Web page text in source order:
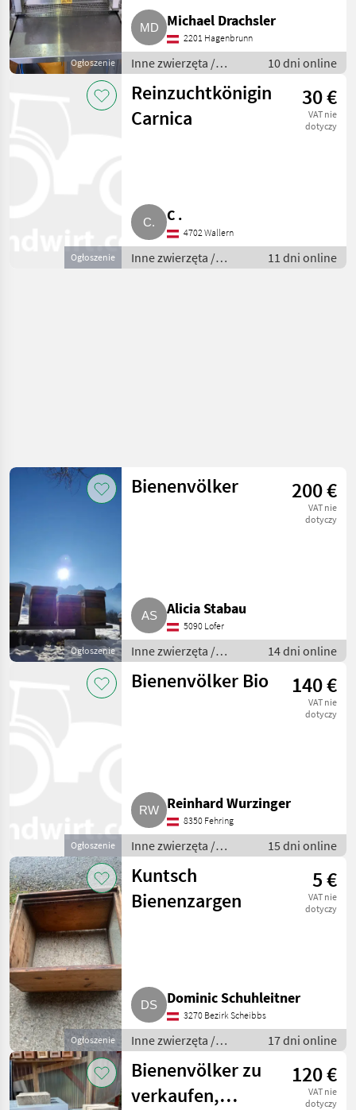
Ogłoszenie
Michael Drachsler
2201 Hagenbrunn
Inne zwierzęta /
Pszczoły i
pszczelarstwo
10 dni online
Ogłoszenie
Reinzuchtkönigin
Carnica
30 €
VAT nie
dotyczy
C .
4702 Wallern
Inne zwierzęta /
Pszczoły i
11 dni online
Ogłoszenie
Bienenvölker 200 €
VAT nie
dotyczy
Alicia Stabau
5090 Lofer
Inne zwierzęta /
Pszczoły i
pszczelarstwo
14 dni online
Ogłoszenie
Bienenvölker Bio 140 €
VAT nie
dotyczy
Reinhard Wurzinger
8350 Fehring
Inne zwierzęta /
Pszczoły i
pszczelarstwo
15 dni online
Ogłoszenie
Kuntsch
Bienenzargen
5 €
VAT nie
dotyczy
Dominic Schuhleitner
3270 Bezirk Scheibbs
Inne zwierzęta /
Pszczoły i
pszczelarstwo
17 dni online
Bienenvölker zu
verkaufen,
120 €
VAT nie
dotyczy